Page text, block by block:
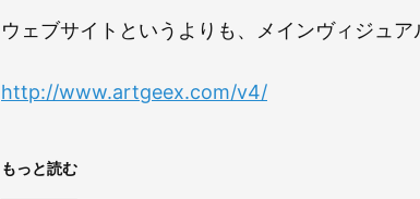
ウェブサイトというよりも、メインヴィジュア
http://www.artgeex.com/v4/
もっと読む